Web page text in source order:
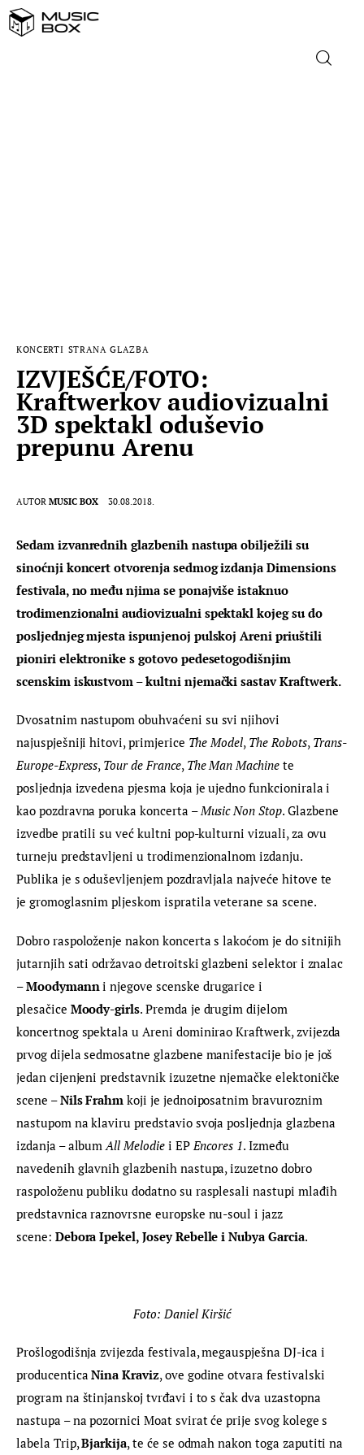
KONCERTI STRANA GLAZBA
IZVJEŠĆE/FOTO:
Kraftwerkov audiovizualni
3D spektakl oduševio
prepunu Arenu
AUTOR MUSIC BOX 30.08.2018.
Sedam izvanrednih glazbenih nastupa obilježili su
sinoćnji koncert otvorenja sedmog izdanja Dimensions
festivala, no među njima se ponajviše istaknuo
trodimenzionalni audiovizualni spektakl kojeg su do
posljednjeg mjesta ispunjenoj pulskoj Areni priuštili
pioniri elektronike s gotovo pedesetogodišnjim
scenskim iskustvom – kultni njemački sastav Kraftwerk.
Dvosatnim nastupom obuhvaćeni su svi njihovi
najuspješniji hitovi, primjerice The Model, The Robots, Trans-
Europe-Express, Tour de France, The Man Machine te
posljednja izvedena pjesma koja je ujedno funkcionirala i
kao pozdravna poruka koncerta – Music Non Stop. Glazbene
izvedbe pratili su već kultni pop-kulturni vizuali, za ovu
turneju predstavljeni u trodimenzionalnom izdanju.
Publika je s oduševljenjem pozdravljala najveće hitove te
je gromoglasnim pljeskom ispratila veterane sa scene.
Dobro raspoloženje nakon koncerta s lakoćom je do sitnijih
jutarnjih sati održavao detroitski glazbeni selektor i znalac
– Moodymann i njegove scenske drugarice i
plesačice Moody-girls. Premda je drugim dijelom
koncertnog spektala u Areni dominirao Kraftwerk, zvijezda
prvog dijela sedmosatne glazbene manifestacije bio je još
jedan cijenjeni predstavnik izuzetne njemačke elektoničke
scene – Nils Frahm koji je jednoiposatnim bravuroznim
nastupom na klaviru predstavio svoja posljednja glazbena
izdanja – album All Melodie i EP Encores 1. Između
navedenih glavnih glazbenih nastupa, izuzetno dobro
raspoloženu publiku dodatno su rasplesali nastupi mlađih
predstavnica raznovrsne europske nu-soul i jazz
scene: Debora Ipekel, Josey Rebelle i Nubya Garcia.
Foto: Daniel Kiršić
Prošlogodišnja zvijezda festivala, megauspješna DJ-ica i
producentica Nina Kraviz, ove godine otvara festivalski
program na štinjanskoj tvrđavi i to s čak dva uzastopna
nastupa – na pozornici Moat svirat će prije svog kolege s
labela Trip, Bjarkija, te će se odmah nakon toga zaputiti na